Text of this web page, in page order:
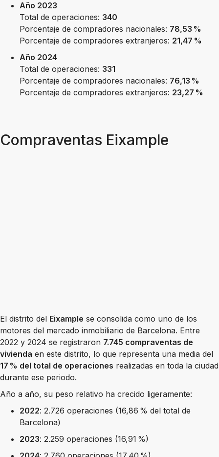
Año 2023
Total de operaciones: 340
Porcentaje de compradores nacionales: 78,53 %
Porcentaje de compradores extranjeros: 21,47 %
Año 2024
Total de operaciones: 331
Porcentaje de compradores nacionales: 76,13 %
Porcentaje de compradores extranjeros: 23,27 %
Compraventas Eixample
El distrito del Eixample se consolida como uno de los
motores del mercado inmobiliario de Barcelona. Entre
2022 y 2024 se registraron 7.745 compraventas de
vivienda en este distrito, lo que representa una media del
17 % del total de operaciones realizadas en toda la ciudad
durante ese periodo.
Año a año, su peso relativo ha crecido ligeramente:
2022: 2.726 operaciones (16,86 % del total de
Barcelona)
2023: 2.259 operaciones (16,91 %)